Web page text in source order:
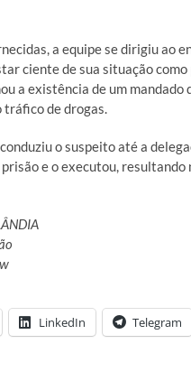
a equipe se dirigiu ao
ciente de sua situação
a existência de um
de drogas.
o suspeito até a
e o executou,
LinkedIn Telegram